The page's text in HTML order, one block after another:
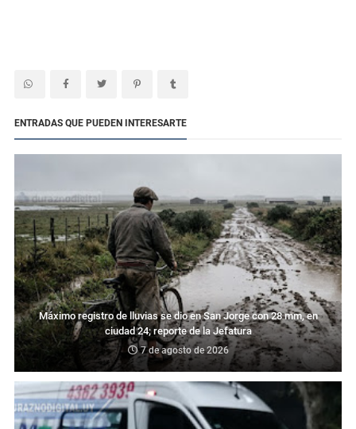
ENTRADAS QUE PUEDEN INTERESARTE
Máximo registro de lluvias se dio en San Jorge con 28 mm, en
ciudad 24; reporte de la Jefatura
7 de agosto de 2026